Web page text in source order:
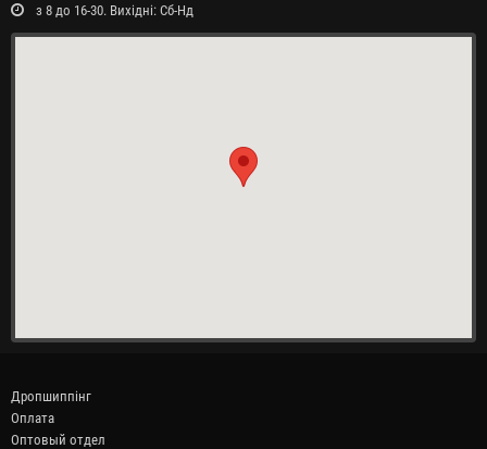
з 8 до 16-30. Вихідні: Сб-Нд
Дропшиппінг
Оплата
Оптовый отдел